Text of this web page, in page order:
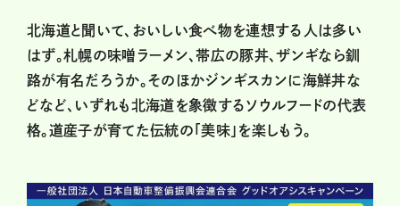
北海道と聞いて、おいしい食べ物を連想する人は多い
はず。札幌の味噌ラーメン、帯広の豚丼、ザンギなら釧
路が有名だろうか。そのほかジンギスカンに海鮮丼な
どなど、いずれも北海道を象徴するソウルフードの代表
格。道産子が育てた伝統の「美味」を楽しもう。